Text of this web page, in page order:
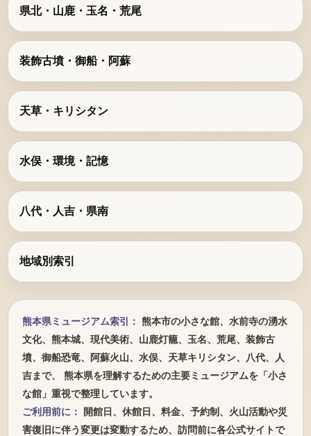
県北・山鹿・玉名・荒尾
装飾古墳・御船・阿蘇
天草・キリシタン
水俣・環境・記憶
八代・人吉・県南
地域別索引
熊本県ミュージアム索引： 熊本市の小さな館、水前寺の湧水
文化、熊本城、現代美術、山鹿灯籠、玉名、荒尾、装飾古
墳、御船恐竜、阿蘇火山、水俣、天草キリシタン、八代、人
吉まで、 熊本県を理解するための主要ミュージアムを「小さ
な館」重視で整理しています。
ご利用前に：
開館日、休館日、料金、予約制、火山活動や災
害復旧に伴う変更は変動するため、訪問前に各公式サイトで